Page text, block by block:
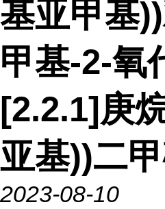
基亚甲基
甲基-2-氧
[2.2.1]庚
亚基))二
2023-08-10